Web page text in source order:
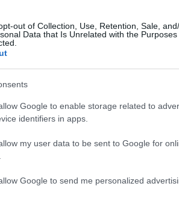
out of Collection, Use, Retention, Sale,
Data that Is Unrelated with the
Google to enable storage related to
identifiers in apps.
my user data to be sent to Google for
Google to send me personalized